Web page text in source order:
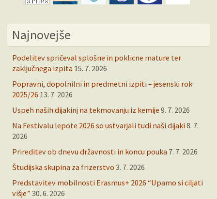
Najnovejše
Podelitev spričeval splošne in poklicne mature ter
zaključnega izpita 15. 7. 2026
Popravni, dopolnilni in predmetni izpiti – jesenski rok
2025/26 13. 7. 2026
Uspeh naših dijakinj na tekmovanju iz kemije 9. 7. 2026
Na Festivalu lepote 2026 so ustvarjali tudi naši dijaki 8. 7.
2026
Prireditev ob dnevu državnosti in koncu pouka 7. 7. 2026
Študijska skupina za frizerstvo 3. 7. 2026
Predstavitev mobilnosti Erasmus+ 2026 “Upamo si ciljati
višje” 30. 6. 2026